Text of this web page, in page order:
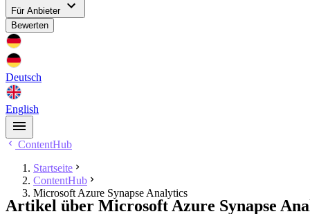
Für Anbieter
Bewerten
Deutsch
English
ContentHub
Startseite
ContentHub
Microsoft Azure Synapse Analytics
Artikel über Microsoft Azure Synapse